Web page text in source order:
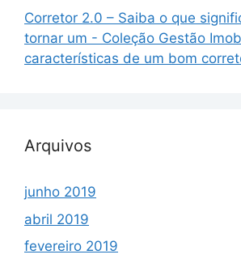
Corretor 2.0 – Saiba o que
tornar um - Coleção Gestão
características de um bom
Arquivos
junho 2019
abril 2019
fevereiro 2019